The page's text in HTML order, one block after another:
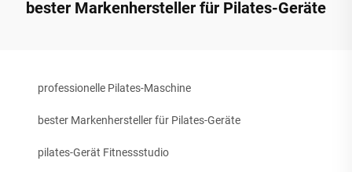
bester Markenhersteller für Pilates-Geräte
professionelle Pilates-Maschine
bester Markenhersteller für Pilates-Geräte
pilates-Gerät Fitnessstudio